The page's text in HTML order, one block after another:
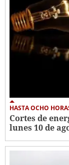
HASTA OCHO
Cortes de
lunes 10 de